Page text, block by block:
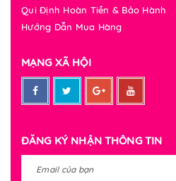
Qui Định Hoàn Tiền & Bảo Hành
Hướng Dẫn Mua Hàng
MẠNG XÃ HỘI
ĐĂNG KÝ NHẬN THÔNG TIN